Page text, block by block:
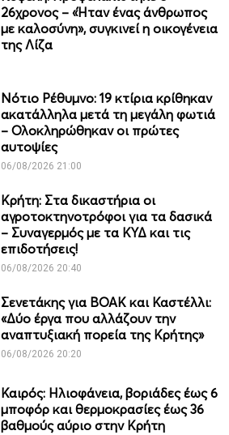
26χρονος – «Ήταν ένας άνθρωπος
με καλοσύνη», συγκινεί η οικογένεια
της Λίζα
Νότιο Ρέθυμνο: 19 κτίρια κρίθηκαν
ακατάλληλα μετά τη μεγάλη φωτιά
– Ολοκληρώθηκαν οι πρώτες
αυτοψίες
06/08/2026 21:00
Κρήτη: Στα δικαστήρια οι
αγροτοκτηνοτρόφοι για τα δασικά
– Συναγερμός με τα ΚΥΔ και τις
επιδοτήσεις!
06/08/2026 20:40
Σενετάκης για ΒΟΑΚ και Καστέλλι:
«Δύο έργα που αλλάζουν την
αναπτυξιακή πορεία της Κρήτης»
06/08/2026 20:20
Καιρός: Ηλιοφάνεια, βοριάδες έως 6
μποφόρ και θερμοκρασίες έως 36
βαθμούς αύριο στην Κρήτη